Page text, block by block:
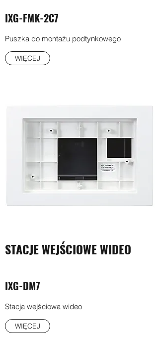
IXG-FMK-2C7
Puszka do montażu podtynkowego
WIĘCEJ
STACJE WEJŚCIOWE WIDEO
IXG-DM7
Stacja wejściowa wideo
WIĘCEJ